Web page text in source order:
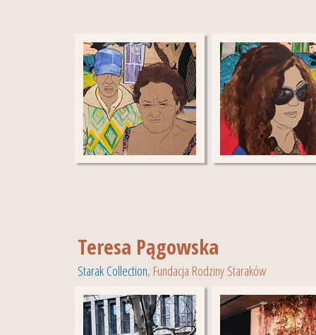
Teresa Pągowska
Starak Collection, Fundacja Rodziny Staraków